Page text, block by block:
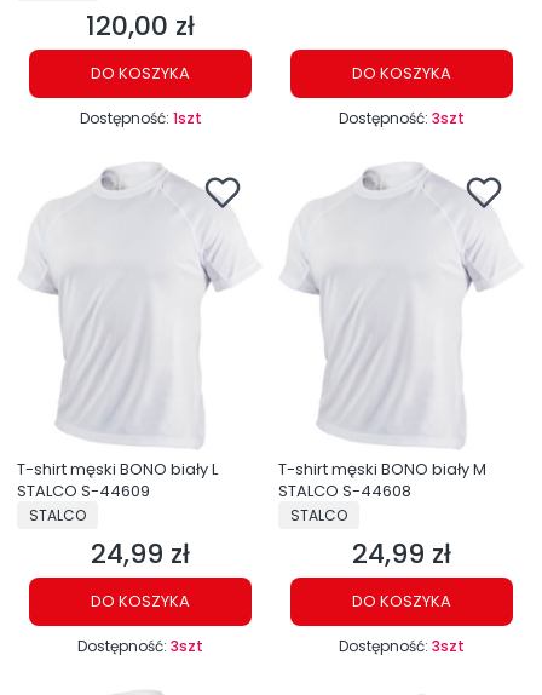
Cena
120,00 zł
DO KOSZYKA
Dostępność: 1szt
DO KOSZYKA
Dostępność: 3szt
T-shirt męski BONO biały L
STALCO S-44609
PRODUCENT
STALCO
Cena
24,99 zł
DO KOSZYKA
Dostępność: 3szt
T-shirt męski BONO biały M
STALCO S-44608
PRODUCENT
STALCO
Cena
24,99 zł
DO KOSZYKA
Dostępność: 3szt